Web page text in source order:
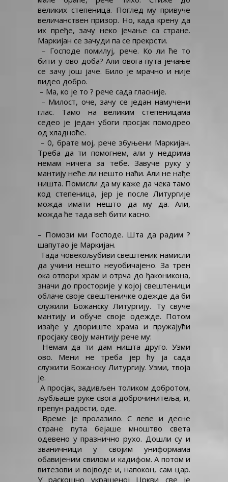
великих степеница. Поглед му привуче
величанствен призор. Но, када крену да
их пређе, зачу неко јечање са стране.
Маркијан се зачуди па се прекрсти.
– Господе помилуј, рече. Ко ли ће то
бити у ово доба? Али овога пута јечање
се зачу још јаче. Било је мрачно и није
видео добро.
– Ма, ко је то ? рече сада гласније.
– Милост, оче, зачу се један намучени
глас. Тамо на великим степеницама
седео је један убоги просјак помодрео
од хладноће.
– 0, брате мој, рече збуњени Маркијан.
Треба да ти помогнем, али у недрима
немам ничега за тебе. Завуче руку у
мантију неће ли нешто наћи. Али не нађе
ништа. Помисли да му каже да чека тамо
код степеница, јер је после Литургије
можда имати нешто да му да. Али,
можда ће тада већ бити касно.
– Помози ми Господе. Шта да радим ?
шапутао је Маркијан.
Тада човекољубиви свештеник намисли
да учини нешто неуобичајено. За трен
ока отвори храм и отрча до ђаконикона,
значи до просторије у којој свештеници
облаче своје свештеничке одежде да би
служили Божанску Литургију. Ту свуче
мантију и обуче своје одежде. Потом
изађе у двориште храма и пружајући
просјаку своју мантију рече му:
Немам да ти дам ништа друго. Узми
ово. Мени не треба јер ћу ја сада
служити Божанску Литургију. Узми, твоја
је.
А просјак, задивљен толиком добротом,
љубљаше руке свога доброчинитеља, и,
препун радости, оде.
Време је пролазило. С леве и десне
стране пута бејаше мноштво света
одевено у празнично рухо. Дошли су и
званичници у својим униформама
обавијеним свилом и кадифом. А потом и
витезови и војводе и, напокон, сам цар.
У раскошно украшеној Цркви све је